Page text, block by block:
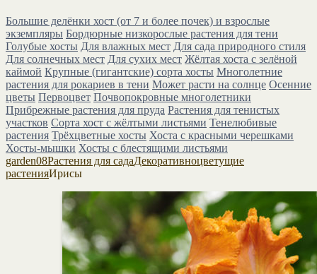
Большие делёнки хост (от 7 и более почек) и взрослые
экземпляры Бордюрные низкорослые растения для тени
Голубые хосты Для влажных мест Для сада природного стиля
Для солнечных мест Для сухих мест Жёлтая хоста с зелёной
каймой Крупные (гигантские) сорта хосты Многолетние
растения для рокариев в тени Может расти на солнце Осенние
цветы Первоцвет Почвопокровные многолетники
Прибрежные растения для пруда Растения для тенистых
участков Сорта хост с жёлтыми листьями Тенелюбивые
растения Трёхцветные хосты Хоста с красными черешками
Хосты-мышки Хосты с блестящими листьями
garden08Растения для садаДекоративноцветущие
растенияИрисы